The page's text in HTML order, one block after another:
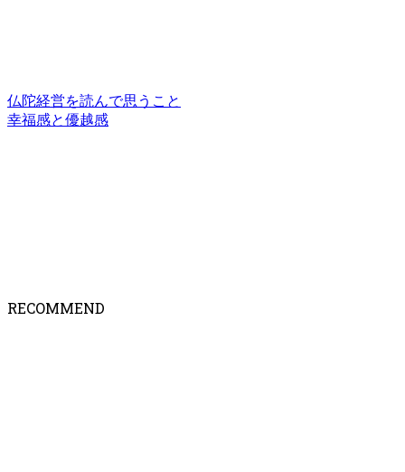
仏陀経営を読んで思うこと
幸福感と優越感
RECOMMEND